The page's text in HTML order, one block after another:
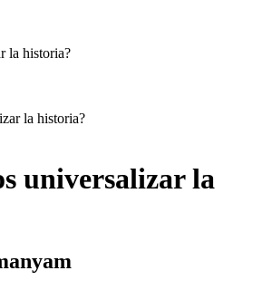
la historia?
universalizar la